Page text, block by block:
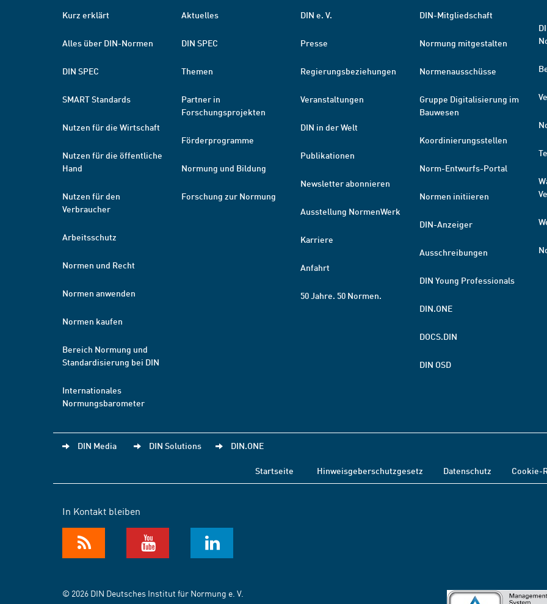
Kurz erklärt
Alles über DIN-Normen
DIN SPEC
SMART Standards
Nutzen für die Wirtschaft
Nutzen für die öffentliche
Hand
Nutzen für den
Verbraucher
Arbeitsschutz
Normen und Recht
Normen anwenden
Normen kaufen
Bereich Normung und
Standardisierung bei DIN
Internationales
Normungsbarometer
Aktuelles
DIN SPEC
Themen
Partner in
Forschungsprojekten
Förderprogramme
Normung und Bildung
Forschung zur Normung
DIN e. V.
Presse
Regierungsbeziehungen
Veranstaltungen
DIN in der Welt
Publikationen
Newsletter abonnieren
Ausstellung NormenWerk
Karriere
Anfahrt
50 Jahre. 50 Normen.
DIN-Mitgliedschaft
Normung mitgestalten
Normenausschüsse
Gruppe Digitalisierung im
Bauwesen
Koordinierungsstellen
Norm-Entwurfs-Portal
Normen initiieren
DIN-Anzeiger
Ausschreibungen
DIN Young Professionals
DIN.ONE
DOCS.DIN
DIN OSD
DIN Media DIN Solutions DIN.ONE
Startseite Hinweisgeberschutzgesetz Datenschutz Cookie-
In Kontakt bleiben
© 2026 DIN Deutsches Institut für Normung e. V.